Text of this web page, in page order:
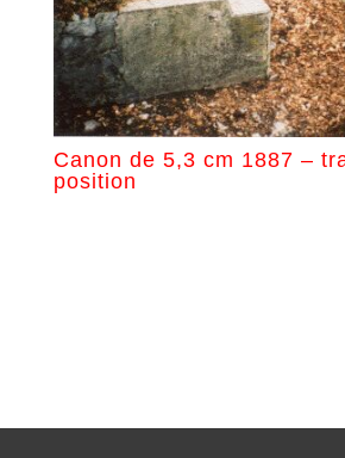
Canon de 5,3 cm 1887 –
position